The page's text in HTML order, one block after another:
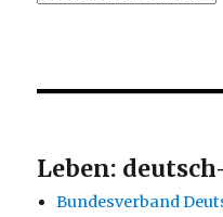
Leben:
Bundesverband